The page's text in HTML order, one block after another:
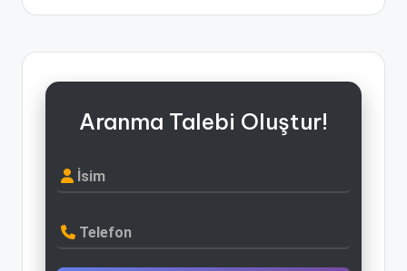
Aranma Talebi Oluştur!
İsim
Telefon